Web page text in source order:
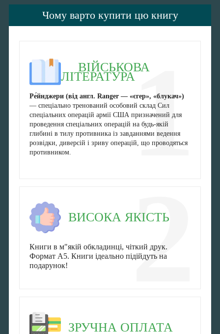
Чому варто купити цю книгу
1
ВІЙСЬКОВА
ЛІТЕРАТУРА
Ре́йнджери (від англ. Ranger — «єгер», «блукач»)
— спеціально тренований особовий склад Сил
спеціальних операцій армії США призначений для
проведення спеціальних операцій на будь-якій
глибині в тилу противника із завданнями ведення
розвідки, диверсій і зриву операцій, що проводяться
противником.
2
ВИСОКА ЯКІСТЬ
Книги в м"якій обкладинці, чіткий друк.
Формат А5. Книги ідеально підійдуть на
подарунок!
ЗРУЧНА ОПЛАТА